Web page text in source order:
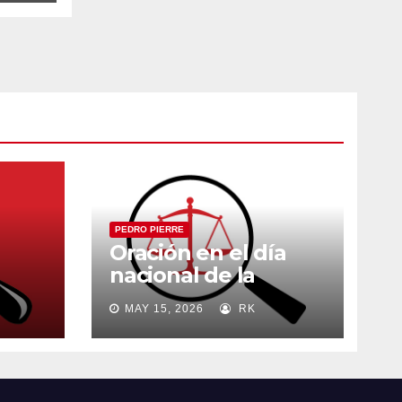
PEDRO PIERRE
Oración en el día
nacional de la
madre
MAY 15, 2026 RK